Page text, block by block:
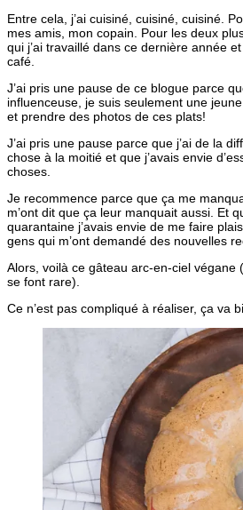
Entre cela, j’ai cuisiné, cuisiné, cuisiné.
mes amis, mon copain. Pour les deux
qui j’ai travaillé dans ce dernière année
café.
J’ai pris une pause de ce blogue parce
influenceuse, je suis seulement une
et prendre des photos de ces plats!
J’ai pris une pause parce que j’ai de la
chose à la moitié et que j’avais envie
choses.
Je recommence parce que ça me
m’ont dit que ça leur manquait aussi. Et
quarantaine j’avais envie de me faire
gens qui m’ont demandé des nouvelles
Alors, voilà ce gâteau arc-en-ciel végane
se font rare).
Ce n’est pas compliqué à réaliser, ça va